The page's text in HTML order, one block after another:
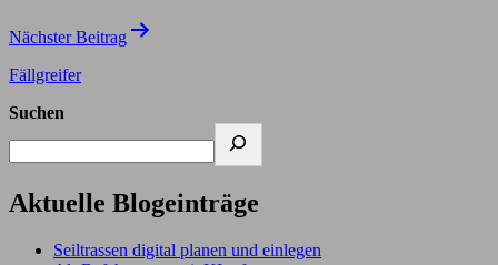
Nächster Beitrag
Fällgreifer
Suchen
Aktuelle Blogeinträge
Seiltrassen digital planen und einlegen